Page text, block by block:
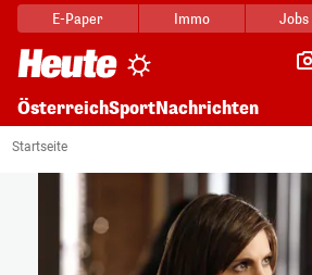
E-Paper Immo Jobs
ÖsterreichSportNachrichten
Startseite